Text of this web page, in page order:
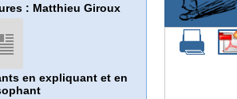
: Matthieu Giroux
en expliquant et en